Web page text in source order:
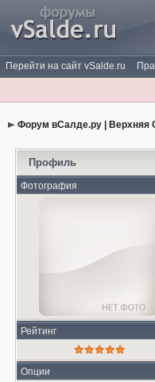
Перейти на сайт vSalde.ru
Форум вСалде.ру | Верхняя
Профиль
Фотография
Рейтинг
Опции